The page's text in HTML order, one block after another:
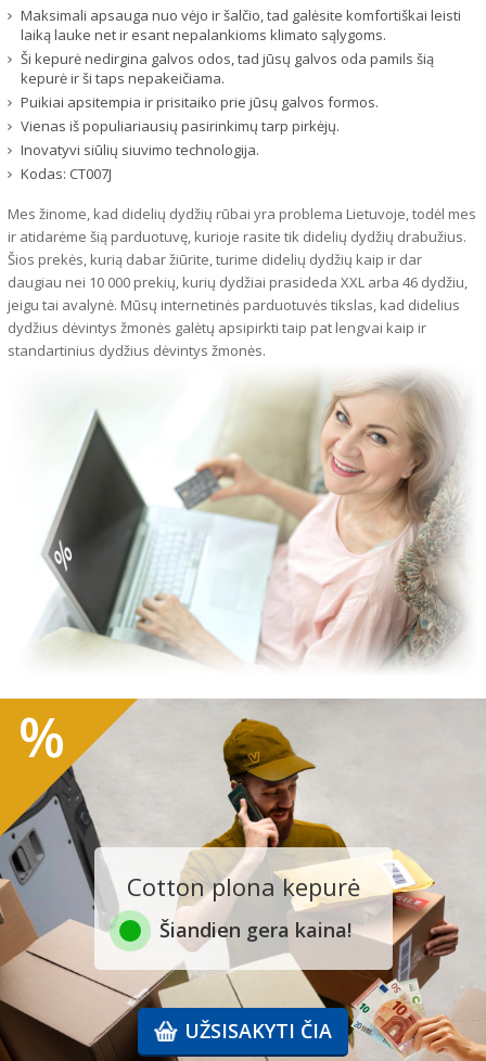
Maksimali apsauga nuo vėjo ir šalčio, tad galėsite komfortiškai leisti
laiką lauke net ir esant nepalankioms klimato sąlygoms.
Ši kepurė nedirgina galvos odos, tad jūsų galvos oda pamils šią
kepurė ir ši taps nepakeičiama.
Puikiai apsitempia ir prisitaiko prie jūsų galvos formos.
Vienas iš populiariausių pasirinkimų tarp pirkėjų.
Inovatyvi siūlių siuvimo technologija.
Kodas: CT007J
Mes žinome, kad didelių dydžių rūbai yra problema Lietuvoje, todėl mes
ir atidarėme šią parduotuvę, kurioje rasite tik didelių dydžių drabužius.
Šios prekės, kurią dabar žiūrite, turime didelių dydžių kaip ir dar
daugiau nei 10 000 prekių, kurių dydžiai prasideda XXL arba 46 dydžiu,
jeigu tai avalynė. Mūsų internetinės parduotuvės tikslas, kad didelius
dydžius dėvintys žmonės galėtų apsipirkti taip pat lengvai kaip ir
standartinius dydžius dėvintys žmonės.
Cotton plona kepurė
Šiandien gera kaina!
UŽSISAKYTI ČIA
%